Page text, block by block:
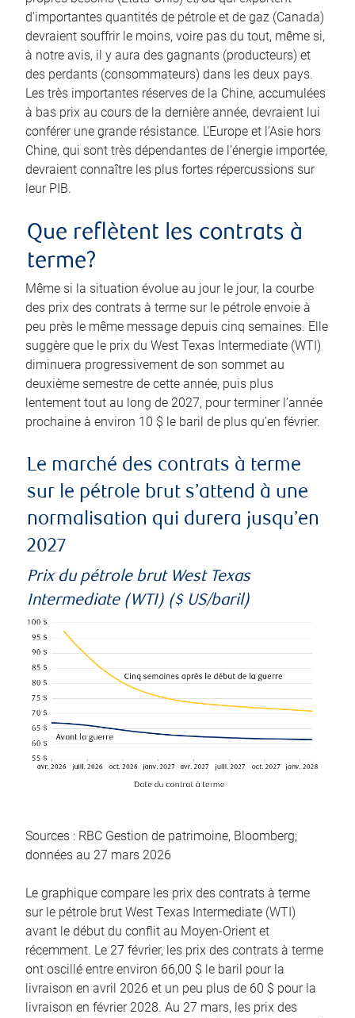
d’importantes quantités de pétrole et de gaz (Canada)
devraient souffrir le moins, voire pas du tout, même si,
à notre avis, il y aura des gagnants (producteurs) et
des perdants (consommateurs) dans les deux pays.
Les très importantes réserves de la Chine, accumulées
à bas prix au cours de la dernière année, devraient lui
conférer une grande résistance. L’Europe et l’Asie hors
Chine, qui sont très dépendantes de l’énergie importée,
devraient connaître les plus fortes répercussions sur
leur PIB.
Que reflètent les contrats à
terme?
Même si la situation évolue au jour le jour, la courbe
des prix des contrats à terme sur le pétrole envoie à
peu près le même message depuis cinq semaines. Elle
suggère que le prix du West Texas Intermediate (WTI)
diminuera progressivement de son sommet au
deuxième semestre de cette année, puis plus
lentement tout au long de 2027, pour terminer l’année
prochaine à environ 10 $ le baril de plus qu’en février.
Le marché des contrats à terme
sur le pétrole brut s’attend à une
normalisation qui durera jusqu’en
2027
Prix du pétrole brut West Texas
Intermediate (WTI) ($ US/baril)
Sources : RBC Gestion de patrimoine, Bloomberg;
données au 27 mars 2026
Le graphique compare les prix des contrats à terme
sur le pétrole brut West Texas Intermediate (WTI)
avant le début du conflit au Moyen-Orient et
récemment. Le 27 février, les prix des contrats à terme
ont oscillé entre environ 66,00 $ le baril pour la
livraison en avril 2026 et un peu plus de 60 $ pour la
livraison en février 2028. Au 27 mars, les prix des